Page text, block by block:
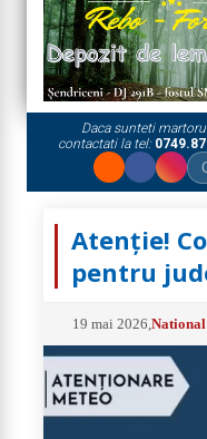
Daca sunteti
contactati la tel:
Atenție!
pentru
19 mai 2026 ,National